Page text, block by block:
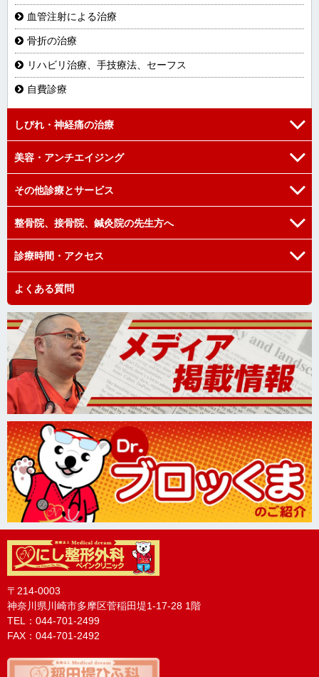
血管注射による治療
骨折の治療
リハビリ治療、手技療法、セーフス
自費診療
しびれ・神経痛の治療
腰部硬膜外ブロック注射
星状神経節ブロック注射
後頭神経ブロック注射
肩甲上神経ブロック注射
腕神経叢ブロック注射
トリガーポイント注射
血管注射による治療
内服治療
東洋医学治療
美容・アンチエイジング
プラセンタ治療
高濃度ビタミンC注射
ニンニク注射
その他診療とサービス
骨粗鬆症の治療
交通事故の治療
更年期障害でお困りの方
東洋医学治療
動脈硬化の治療
不眠でお困りの方
花粉症でお困りの方
整骨院、接骨院、鍼灸院の先生方へ
西洋医学と東洋医学の融合
勇友会
その他の活動
勇友会の問い合わせ
診療時間・アクセス
診察時間
アクセス
駅からの道のり
駐車場のご案内
よくある質問
〒214-0003
神奈川県川崎市多摩区菅稲田堤1-17-28 1階
TEL：044-701-2499
FAX：044-701-2492